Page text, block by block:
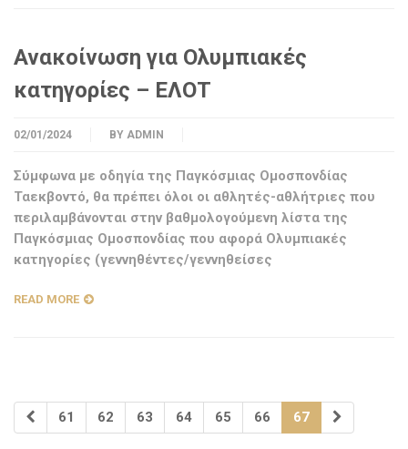
Ανακοίνωση για Ολυμπιακές
κατηγορίες – ΕΛΟΤ
02/01/2024 BY ADMIN
Σύμφωνα με οδηγία της Παγκόσμιας Ομοσπονδίας
Ταεκβοντό, θα πρέπει όλοι οι αθλητές-αθλήτριες που
περιλαμβάνονται στην βαθμολογούμενη λίστα της
Παγκόσμιας Ομοσπονδίας που αφορά Ολυμπιακές
κατηγορίες (γεννηθέντες/γεννηθείσες
READ MORE
61 62 63 64 65 66 67